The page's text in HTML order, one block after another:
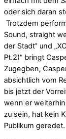
oder sich daran
Trotzdem
Sound, straight
der Stadt“ und
Pt.2)“ bringt
Zugegben,
absichtlich vom
bis jetzt der
wenn er
zu sein, hat kein
Publikum geredet.